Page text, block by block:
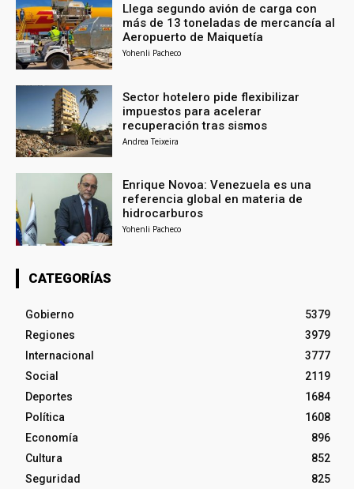
Llega segundo avión de carga con
más de 13 toneladas de mercancía al
Aeropuerto de Maiquetía
Yohenli Pacheco
Sector hotelero pide flexibilizar
impuestos para acelerar
recuperación tras sismos
Andrea Teixeira
Enrique Novoa: Venezuela es una
referencia global en materia de
hidrocarburos
Yohenli Pacheco
CATEGORÍAS
Gobierno
5379
Regiones
3979
Internacional
3777
Social
2119
Deportes
1684
Política
1608
Economía
896
Cultura
852
Seguridad
825